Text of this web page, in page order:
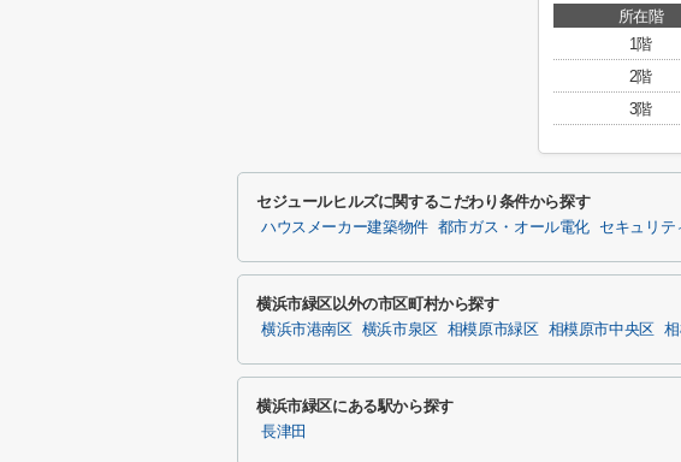
所在階
1階
2階
3階
セジュールヒルズに関するこだわり条件から探す
ハウスメーカー建築物件 都市ガス・オール電化 セキュリテ
横浜市緑区以外の市区町村から探す
横浜市港南区 横浜市泉区 相模原市緑区 相模原市中央区
横浜市緑区にある駅から探す
長津田